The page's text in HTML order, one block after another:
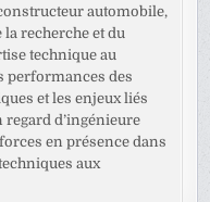
automobile,
recherche et du
technique au
performances des
et les enjeux liés
d’ingénieure
en présence dans
aux